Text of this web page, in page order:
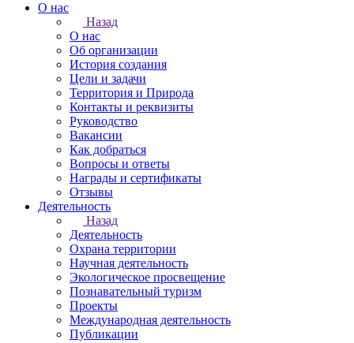
О нас
Назад
О нас
Об организации
История создания
Цели и задачи
Территория и Природа
Контакты и реквизиты
Руководство
Вакансии
Как добраться
Вопросы и ответы
Награды и сертификаты
Отзывы
Деятельность
Назад
Деятельность
Охрана территории
Научная деятельность
Экологическое просвещение
Познавательный туризм
Проекты
Международная деятельность
Публикации